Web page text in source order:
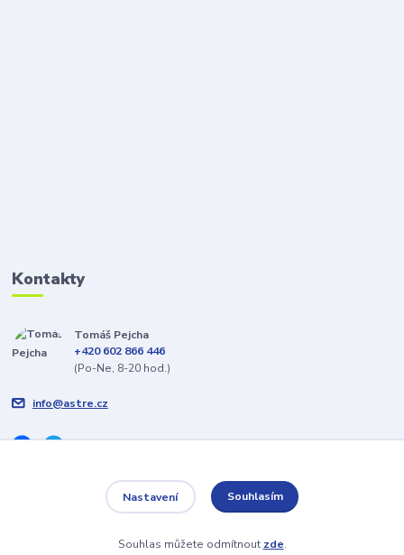
Kontakty
Tomáš Pejcha
+420 602 866 446
(Po-Ne, 8-20 hod.)
info@astre.cz
Vytvořeno na
Eshop-rychle.cz
Nastavení Souhlasím
Souhlas můžete odmítnout zde.